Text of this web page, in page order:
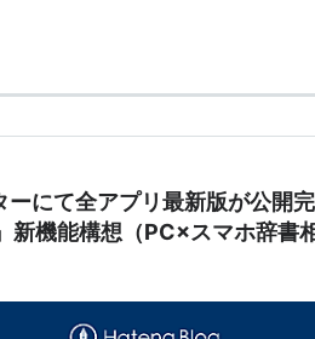
ーにて全アプリ最新版が公開
新機能構想（PC×スマホ辞書